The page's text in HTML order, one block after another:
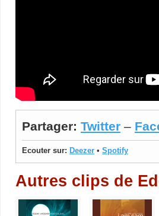
Partager: Twitter –
Ecouter sur: Deezer • Spotify
Autres clips de